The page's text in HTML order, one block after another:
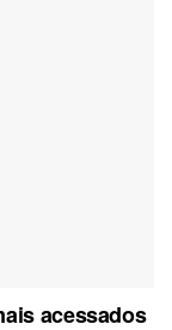
acessados